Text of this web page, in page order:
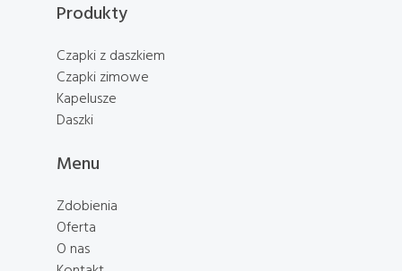
Produkty
Czapki z daszkiem
Czapki zimowe
Kapelusze
Daszki
Menu
Zdobienia
Oferta
O nas